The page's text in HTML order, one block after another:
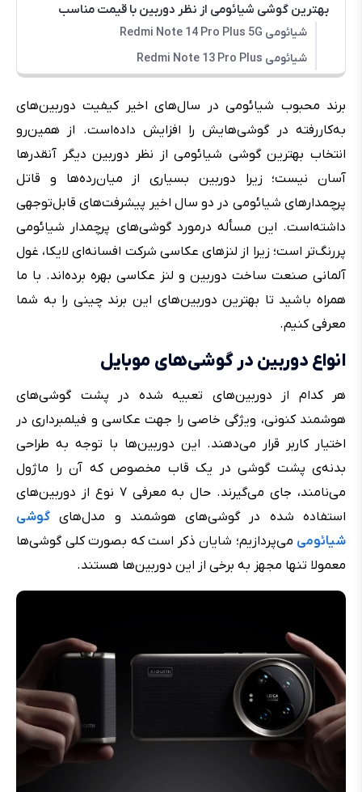
بهترین گوشی شیائومی از نظر دوربین با قیمت مناسب
شیائومی Redmi Note 14 Pro Plus 5G
شیائومی Redmi Note 13 Pro Plus
برند محبوب شیائومی در سال‌های اخیر کیفیت دوربین‌های
به‌کاررفته در گوشی‌هایش را افزایش داده‌است. از همین‌رو
انتخاب بهترین گوشی شیائومی از نظر دوربین دیگر آنقدرها
آسان نیست؛ زیرا دوربین بسیاری از میان‌رده‌ها و قاتل
پرچمدارهای شیائومی در دو سال اخیر پیشرفت‌های قابل‌توجهی
داشته‌است. این مسأله درمورد گوشی‌های پرچمدار شیائومی
پررنگ‌تر است؛ زیرا از لنزهای عکاسی شرکت افسانه‌ای لایکا، غول
آلمانی صنعت ساخت دوربین و لنز عکاسی بهره برده‌اند. با ما
همراه باشید تا بهترین دوربین‌های این برند چینی را به شما
معرفی کنیم.
انواع دوربین در گوشی‌های موبایل
هر کدام از دوربین‌های تعبیه شده در پشت گوشی‌های
هوشمند کنونی، ویژگی خاصی را جهت عکاسی و فیلمبرداری در
اختیار کاربر قرار می‌دهند. این دوربین‌ها با توجه به طراحی
بدنه‌ی پشت گوشی در یک قاب مخصوص که آن را ماژول
می‌نامند، جای می‌گیرند. حال به معرفی ۷ نوع از دوربین‌های
استفاده شده در گوشی‌های هوشمند و مدل‌های گوشی
شیائومی می‌پردازیم؛ شایان ذکر است که بصورت کلی گوشی‌ها
معمولا تنها مجهز به برخی از این دوربین‌ها هستند.